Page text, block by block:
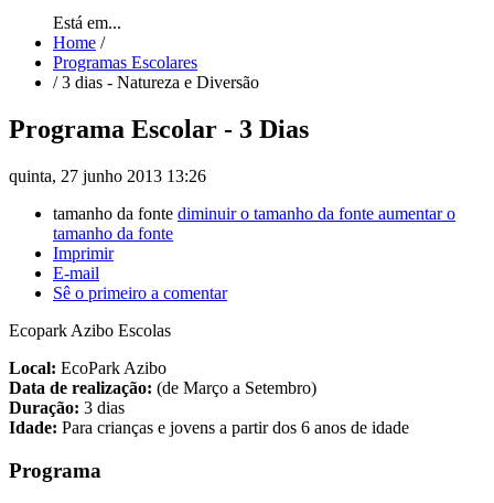
Está em...
Home /
Programas Escolares
/ 3 dias - Natureza e Diversão
Programa Escolar - 3 Dias
quinta, 27 junho 2013 13:26
tamanho da fonte diminuir o tamanho da fonte aumentar o
tamanho da fonte
Imprimir
E-mail
Sê o primeiro a comentar
Ecopark Azibo Escolas
Local: EcoPark Azibo
Data de realização: (de Março a Setembro)
Duração: 3 dias
Idade: Para crianças e jovens a partir dos 6 anos de idade
Programa